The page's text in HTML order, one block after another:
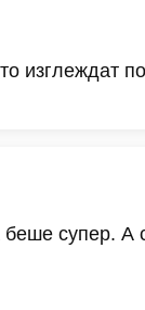
изглеждат
беше супер.